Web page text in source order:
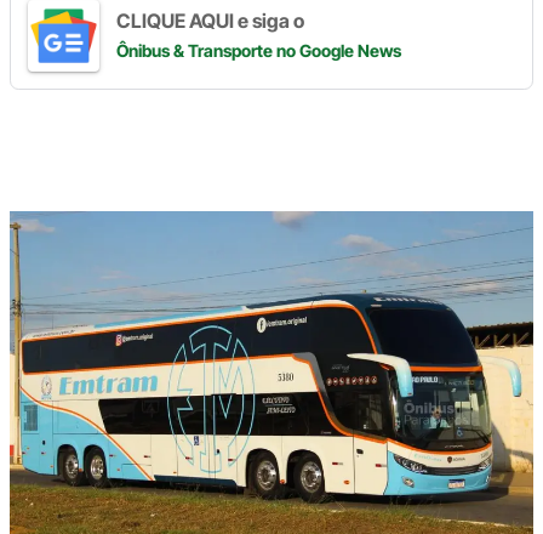
CLIQUE AQUI e siga o
Ônibus & Transporteno Google News
Digite
aqui
o
seu
e-
mail